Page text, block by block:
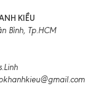
KIỀU
Bình, Tp.HCM